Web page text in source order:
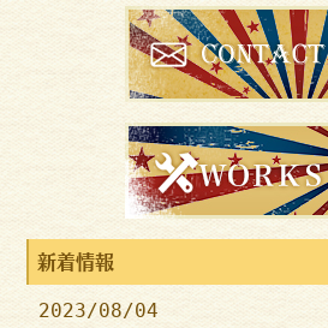
新着情報
2023/08/04